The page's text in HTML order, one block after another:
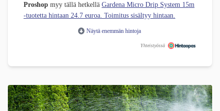
Proshop myy tällä hetkellä Gardena Micro Drip System 15m
-tuotetta hintaan 24.7 euroa. Toimitus sisältyy hintaan.
Näytä enemmän hintoja
Yhteistyössä